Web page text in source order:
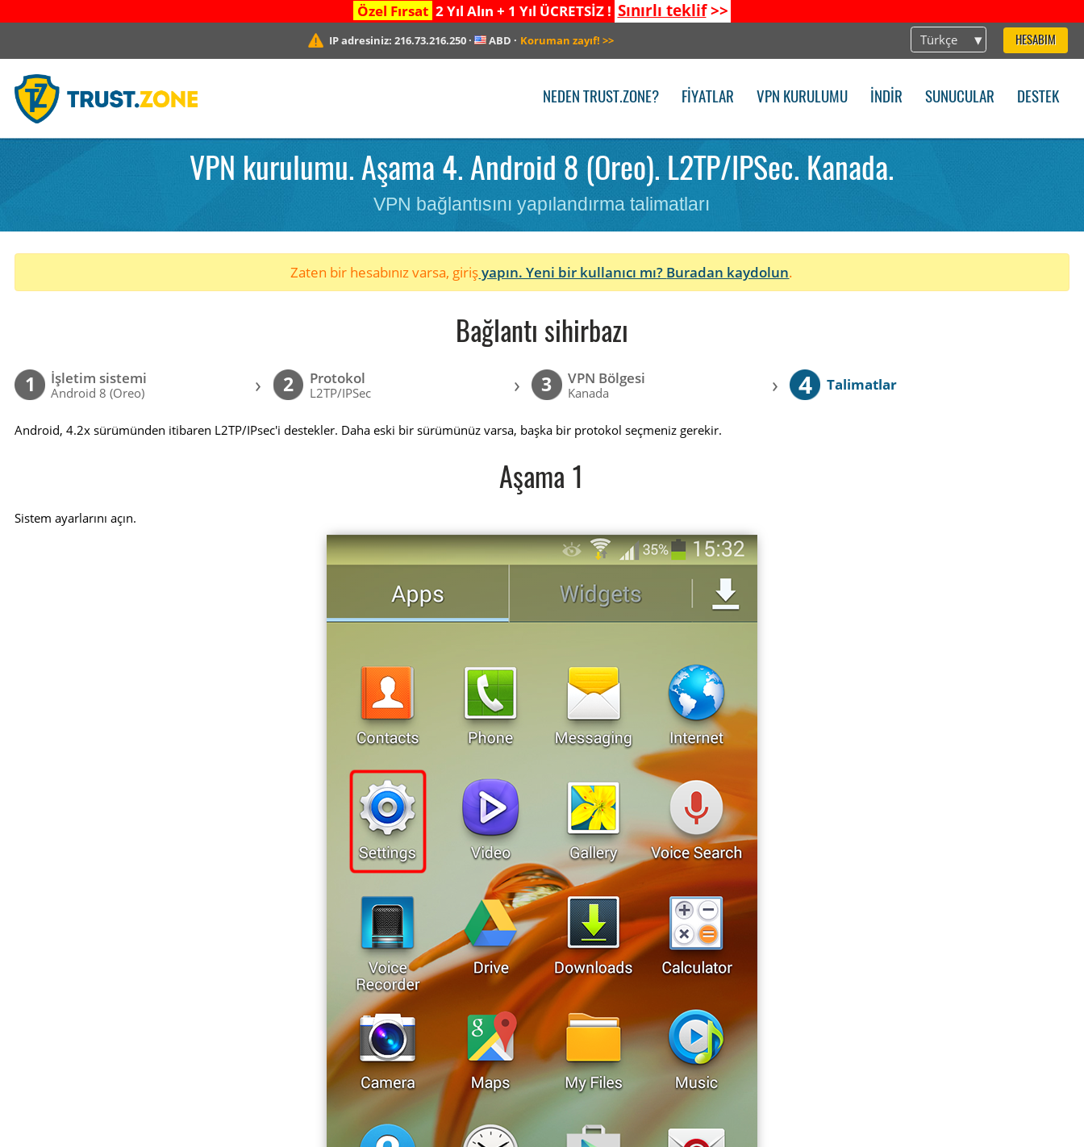
Özel Fırsat 2 Yıl Alın + 1 Yıl ÜCRETSİZ ! Sınırlı teklif>>
Türkçe HESABIM
IP adresiniz:216.73.216.250 · ABD · Koruman zayıf! >>
NEDEN TRUST.ZONE? FIYATLAR VPN KURULUMU İNDIR SUNUCULAR DESTEK
VPN kurulumu. Aşama 4. Android 8 (Oreo). L2TP/IPSec. Kanada.
VPN bağlantısını yapılandırma talimatları
Zaten bir hesabınız varsa, girişyapın. Yeni bir kullanıcı mı? Buradan kaydolun.
Bağlantı sihirbazı
1 İşletim sistemi
Android 8 (Oreo) › 2 Protokol
L2TP/IPSec › 3 VPN Bölgesi
Kanada › 4 Talimatlar
Android, 4.2x sürümünden itibaren L2TP/IPsec'i destekler. Daha eski bir sürümünüz varsa, başka bir protokol seçmeniz gerekir.
Aşama 1
Sistem ayarlarını açın.